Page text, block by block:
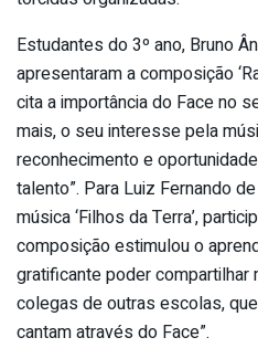
Estudantes do 3º ano, Bruno
apresentaram a composição
cita a importância do Face no
mais, o seu interesse pela
reconhecimento e
talento”. Para Luiz Fernando
música ‘Filhos da Terra’,
composição estimulou o
gratificante poder compartilhar
colegas de outras escolas,
cantam através do Face”.